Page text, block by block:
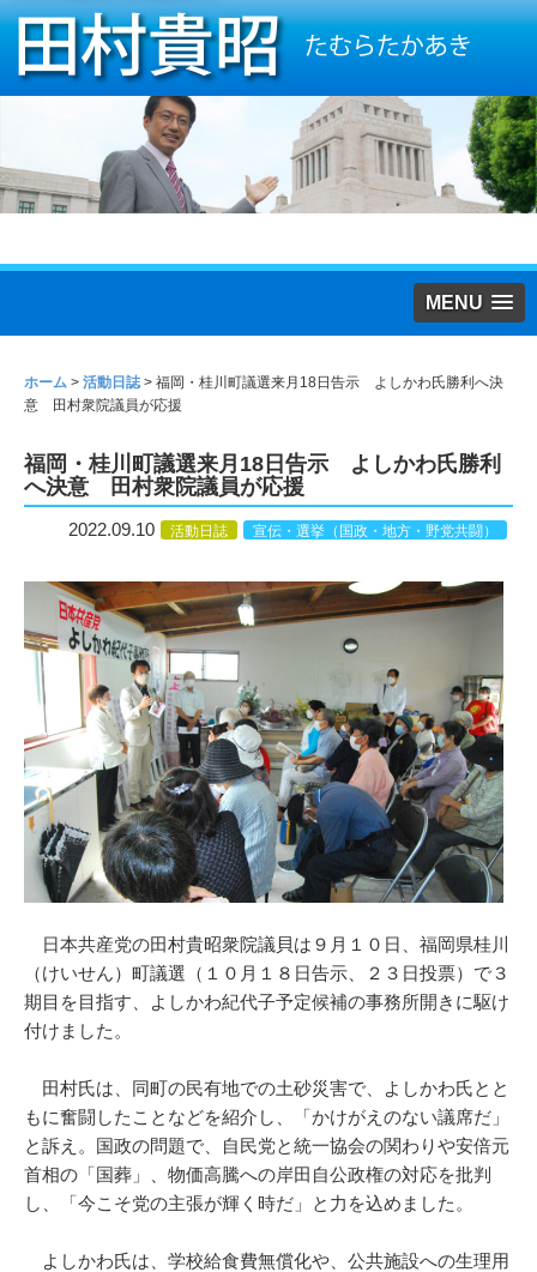
MENU
ホーム > 活動日誌> 福岡・桂川町議選来月18日告示 よしかわ氏勝利へ決
意 田村衆院議員が応援
福岡・桂川町議選来月18日告示 よしかわ氏勝利
へ決意 田村衆院議員が応援
2022.09.10 活動日誌 宣伝・選挙（国政・地方・野党共闘）
日本共産党の田村貴昭衆院議貝は９月１０日、福岡県桂川
（けいせん）町議選（１０月１８日告示、２３日投票）で３
期目を目指す、よしかわ紀代子予定候補の事務所開きに駆け
付けました。
田村氏は、同町の民有地での土砂災害で、よしかわ氏とと
もに奮闘したことなどを紹介し、「かけがえのない議席だ」
と訴え。国政の問題で、自民党と統一協会の関わりや安倍元
首相の「国葬」、物価高騰への岸田自公政権の対応を批判
し、「今こそ党の主張が輝く時だ」と力を込めました。
よしかわ氏は、学校給食費無償化や、公共施設への生理用